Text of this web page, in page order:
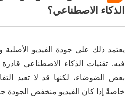
الذكاء الاصطناعي؟
يعتمد ذلك على جودة الفيديو
فيه. تقنيات الذكاء الاصطناعي
بعض الضوضاء، لكنها قد لا تعيد
خاصةً إذا كان الفيديو منخفض الجودة